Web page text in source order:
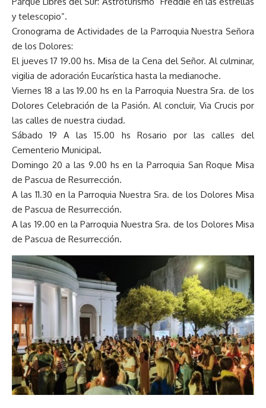
y telescopio”.
Cronograma de Actividades de la Parroquia Nuestra Señora
de los Dolores:
El jueves 17 19.00 hs. Misa de la Cena del Señor. Al culminar,
vigilia de adoración Eucarística hasta la medianoche.
Viernes 18 a las 19.00 hs en la Parroquia Nuestra Sra. de los
Dolores Celebración de la Pasión. Al concluir, Via Crucis por
las calles de nuestra ciudad.
Sábado 19 A las 15.00 hs Rosario por las calles del
Cementerio Municipal.
Domingo 20 a las 9.00 hs en la Parroquia San Roque Misa
de Pascua de Resurrección.
A las 11.30 en la Parroquia Nuestra Sra. de los Dolores Misa
de Pascua de Resurrección.
A las 19.00 en la Parroquia Nuestra Sra. de los Dolores Misa
de Pascua de Resurrección.